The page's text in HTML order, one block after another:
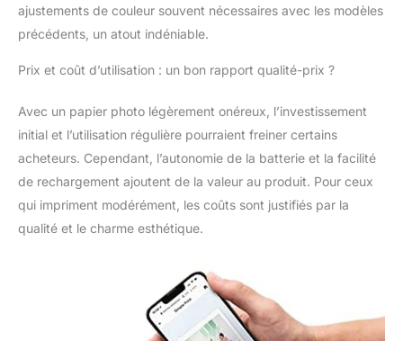
ajustements de couleur souvent nécessaires avec les modèles
précédents, un atout indéniable.
Prix et coût d’utilisation : un bon rapport qualité-prix ?
Avec un papier photo légèrement onéreux, l’investissement
initial et l’utilisation régulière pourraient freiner certains
acheteurs. Cependant, l’autonomie de la batterie et la facilité
de rechargement ajoutent de la valeur au produit. Pour ceux
qui impriment modérément, les coûts sont justifiés par la
qualité et le charme esthétique.